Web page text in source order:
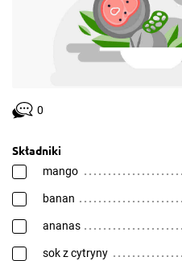
0
Składniki
mango
banan
ananas
sok z cytryny